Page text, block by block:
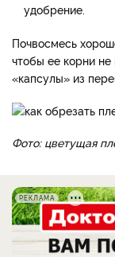
удобрение.
Почвосмесь
чтобы ее корни
«капсулы» из
Фото: цветущая
РЕКЛАМА